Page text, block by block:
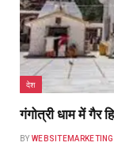
देश
गंगोत्री धाम में गैर
BY